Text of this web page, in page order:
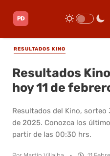
RESULTADOS KINO
Resultados
hoy 11 de
Resultados del Kino, sorteo
de 2025. Conozca los
partir de las 00:30 hrs.